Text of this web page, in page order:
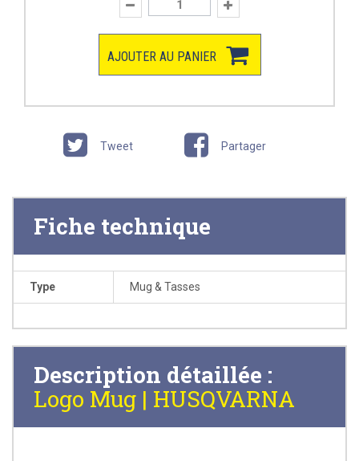
AJOUTER AU PANIER
Tweet Partager
Fiche technique
Type Mug & Tasses
Description détaillée :
Logo Mug | HUSQVARNA